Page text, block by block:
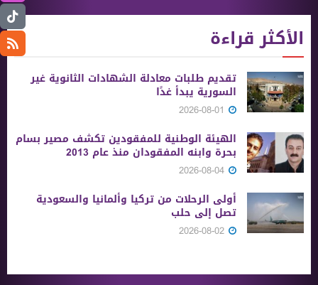
الأكثر قراءة
تقديم طلبات معادلة الشهادات الثانوية ‏غير
السورية يبدأ غدًا
الهيئة الوطنية للمفقودين تكشف مصير بسام
بحرة وابنه المفقودان منذ عام 2013
أولى الرحلات من ‏تركيا وألمانيا والسعودية
تصل إلى حلب